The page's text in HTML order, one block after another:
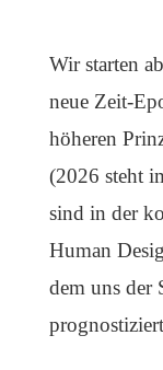
Wir starten
neue Zeit-
höheren
(2026 steht
sind in der
Human
dem uns der